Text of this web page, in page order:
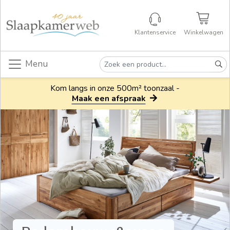
Klantenservice Winkelwagen
Menu
Kom langs in onze 500m² toonzaal -
Maak een afspraak